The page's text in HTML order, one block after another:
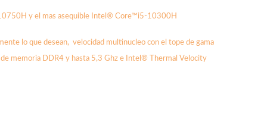
y el mas asequible Intel® Core™i5-10300H
lo que desean, velocidad multinucleo con el tope de gama
memoria DDR4 y hasta 5,3 Ghz e Intel® Thermal Velocity